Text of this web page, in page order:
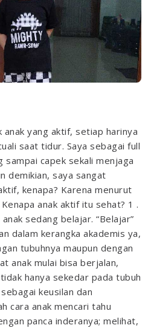
anak yang aktif, setiap harinya
saat tidur. Saya sebagai full
capek sekali menjaga
demikian, saya sangat
kenapa? Karena menurut
Kenapa anak aktif itu sehat? 1 .
sedang belajar. “Belajar”
dalam kerangka akademis ya,
tubuhnya maupun dengan
anak mulai bisa berjalan,
hanya sekedar pada tubuh
keusilan dan
cara anak mencari tahu
panca inderanya; melihat,